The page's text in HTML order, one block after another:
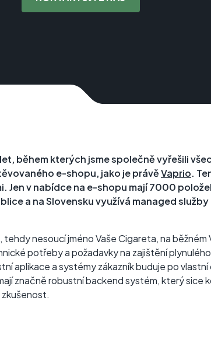
během kterých jsme společně vyřešili
e-shopu, jako je právěVaprio.
Jen v nabídce na e-shopu mají 7000
a na Slovensku využívá managed
, tehdy nesoucí jméno Vaše Cigareta, na
potřeby a požadavky na zajištění
aplikace a systémy zákazník buduje po
značně robustní backend systém, který sice
zkušenost.